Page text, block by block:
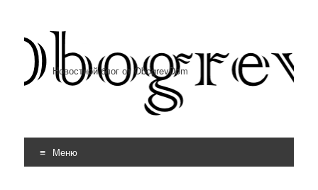
Новостной блог от ObogrevDom
Меню